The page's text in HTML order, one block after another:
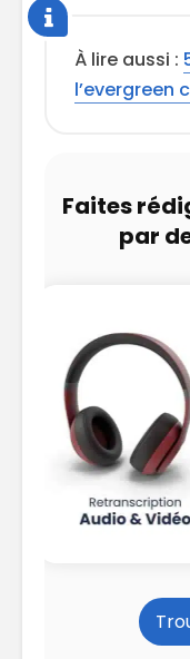
À lire aussi :
l’evergreen
Faites
par